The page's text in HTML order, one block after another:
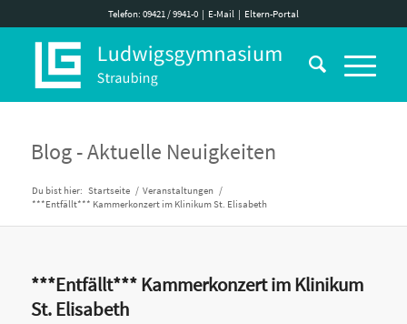
Telefon: 09421 / 9941-0| E-Mail| Eltern-Portal
Blog - Aktuelle Neuigkeiten
Du bist hier: Startseite / Veranstaltungen /
***Entfällt*** Kammerkonzert im Klinikum St. Elisabeth
***Entfällt*** Kammerkonzert im Klinikum
St. Elisabeth